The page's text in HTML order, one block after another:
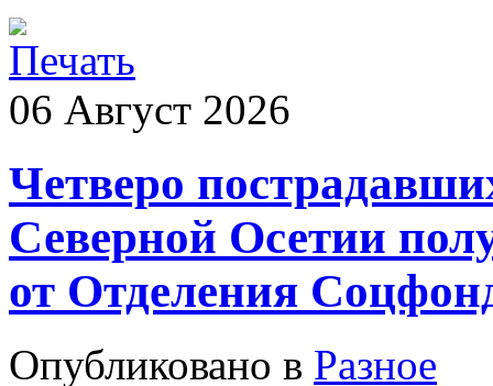
06 Август 2026
Четверо
Северной Осетии
от Отделения
Опубликовано в Разное